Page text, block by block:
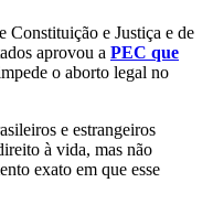
Constituição e Justiça e de
aprovou a PEC que
o aborto legal no
e estrangeiros
à vida, mas não
exato em que esse